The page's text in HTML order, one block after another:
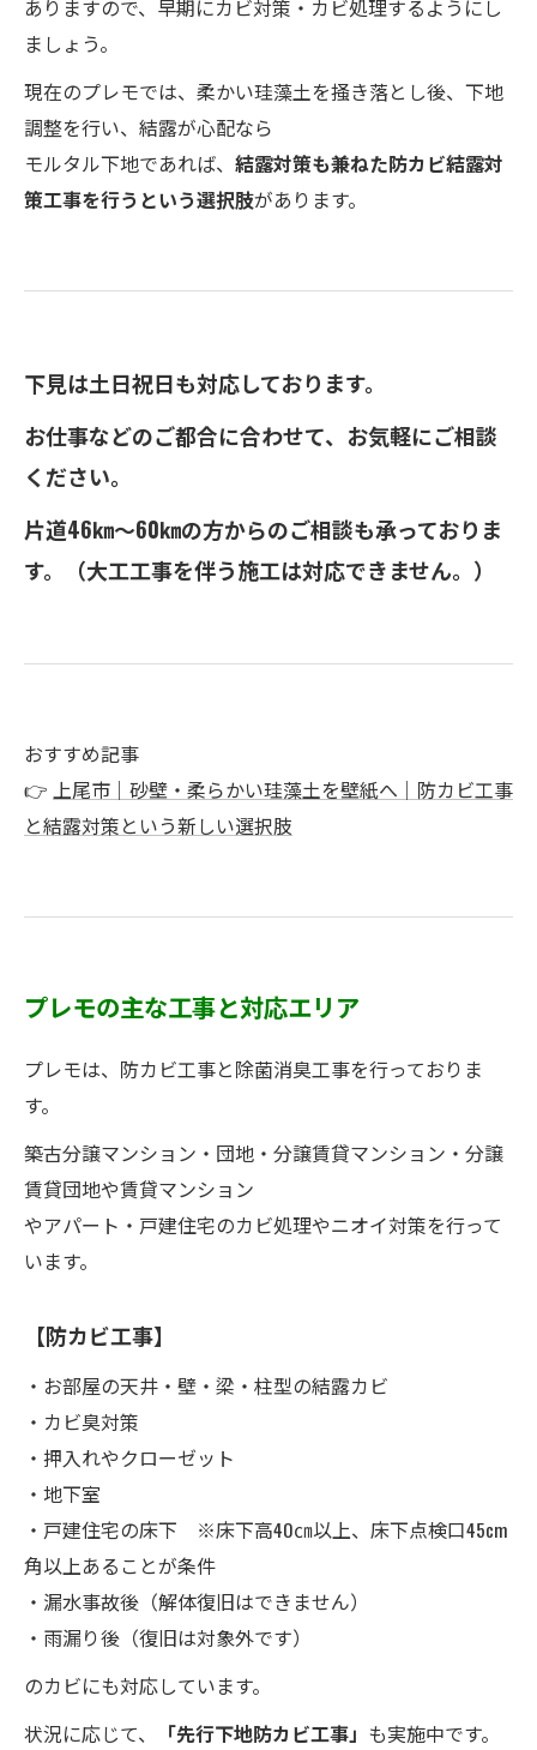
ありますので、早期にカビ対策・カビ処理するようにし
ましょう。
現在のプレモでは、柔かい珪藻土を掻き落とし後、下地
調整を行い、結露が心配なら
モルタル下地であれば、 結露対策も兼ねた防カビ結露対
策工事を行うという選択肢があります。
下見は土日祝日も対応しております。
お仕事などのご都合に合わせて、お気軽にご相談
ください。
片道46㎞～60㎞の方からのご相談も承っておりま
す。（大工工事を伴う施工は対応できません。）
おすすめ記事
👉 上尾市｜砂壁・柔らかい珪藻土を壁紙へ｜防カビ工事
と結露対策という新しい選択肢
プレモの主な工事と対応エリア
プレモは、防カビ工事と除菌消臭工事を行っておりま
す。
築古分譲マンション・団地・分譲賃貸マンション・分譲
賃貸団地や賃貸マンション
やアパート・戸建住宅のカビ処理やニオイ対策を行って
います。
【防カビ工事】
・お部屋の天井・壁・梁・柱型の結露カビ
・カビ臭対策
・押入れやクローゼット
・地下室
・戸建住宅の床下 ※床下高40㎝以上、床下点検口45cm
角以上あることが条件
・漏水事故後（解体復旧はできません）
・雨漏り後（復旧は対象外です）
のカビにも対応しています。
状況に応じて、
「先行下地防カビ工事」 も実施中です。